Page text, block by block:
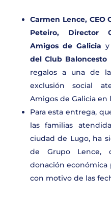
Carmen Lence, CEO
Peteiro, Director
Amigos de Galicia y
del Club Baloncesto
regalos a una de
exclusión social
Amigos de Galicia en
Para esta entrega,
las familias
ciudad de Lugo, ha
de Grupo Lence,
donación económica
con motivo de las